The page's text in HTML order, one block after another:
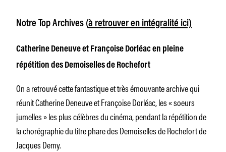
Notre Top Archives (à retrouver en intégralité ici)
Catherine Deneuve et Françoise Dorléac en pleine
répétition des Demoiselles de Rochefort
On a retrouvé cette fantastique et très émouvante archive qui
réunit Catherine Deneuve et Françoise Dorléac, les «soeurs
jumelles» les plus célèbres du cinéma, pendant la répétition de
la chorégraphie du titre phare desDemoiselles de Rochefortde
Jacques Demy.